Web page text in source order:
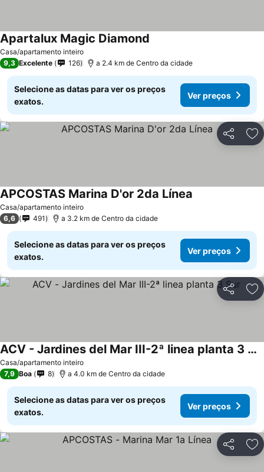
Casa/apartamento inteiro
Apartalux Magic Diamond
9,3 Excelente 126 a 2.4 km de Centro da cidade
Selecione as datas para ver os preços
exatos.
Ver preços
Partilhar
Casa/apartamento inteiro
APCOSTAS Marina D'or 2da Línea
6,6 491 a 3.2 km de Centro da cidade
Selecione as datas para ver os preços
exatos.
Ver preços
Partilhar
Casa/apartamento inteiro
ACV - Jardines del Mar III-2ª linea planta 3 Sur
7,9 Boa 8 a 4.0 km de Centro da cidade
Selecione as datas para ver os preços
exatos.
Ver preços
Partilhar